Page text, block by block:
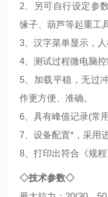
2、另可自行设定参
缘子、葫芦等起重工
3、汉字菜单显示，人
4、测试过程微电脑控
5、加载平稳，无过
作更方便、准确。
6、具有峰值记录(常
7、设备配置*，采用
8、打印出符合《规程
◇技术参数◇